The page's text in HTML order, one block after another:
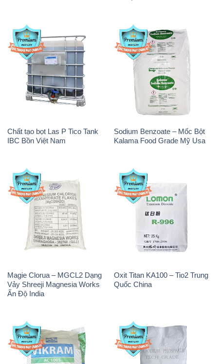
Chất tạo bọt Las P Tico Tank
IBC Bồn Việt Nam
Sodium Benzoate – Mốc Bột
Kalama Food Grade Mỹ Usa
Magie Clorua – MGCL2 Dạng
Vảy Shreeji Magnesia Works
Ấn Độ India
Oxit Titan KA100 – Tio2 Trung
Quốc China